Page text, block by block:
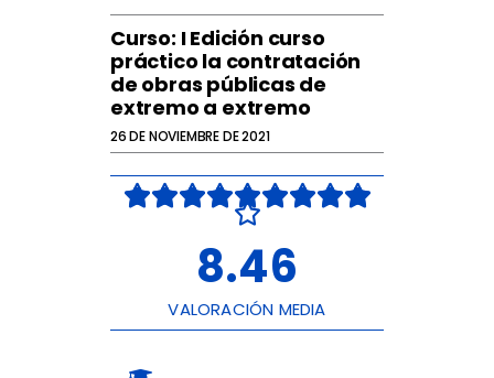
Curso: I Edición curso
práctico la contratación
de obras públicas de
extremo a extremo
26 DE NOVIEMBRE DE 2021


V
a
l
r
a
d
o
c
VALORACIÓN MEDIA
8.46